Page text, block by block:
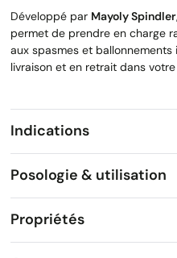
Développé par Mayoly Spindler
permet de prendre en charge
aux spasmes et
livraison et en retrait dans
Indications
Posologie & utilisation
Propriétés